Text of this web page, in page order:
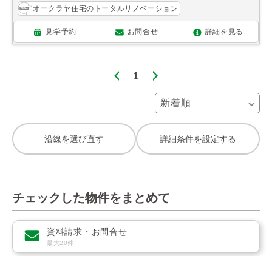
オークラヤ住宅のトータルリノベーション
見学予約 お問合せ 詳細を見る
1
沿線を選び直す 詳細条件を設定する
チェックした物件をまとめて
資料請求・お問合せ
最大20件